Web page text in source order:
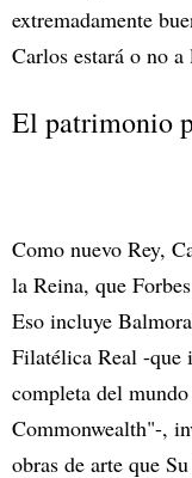
extremadamente
Carlos estará o no
El patrimonio
Como nuevo Rey,
la Reina, que
Eso incluye
Filatélica Real -que
completa del
Commonwealth"-,
obras de arte que